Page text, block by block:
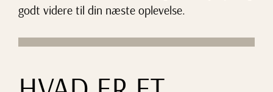
godt videre til din næste oplevelse.